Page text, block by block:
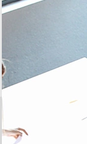
d’expertise pour